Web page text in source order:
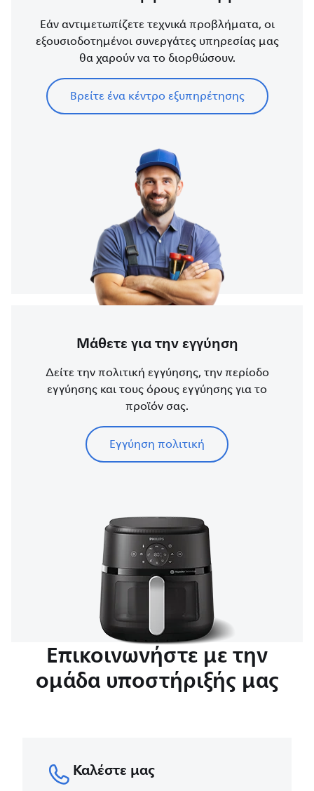
Εάν αντιμετωπίζετε τεχνικά προβλήματα, οι
εξουσιοδοτημένοι συνεργάτες υπηρεσίας μας
θα χαρούν να το διορθώσουν.
Βρείτε ένα κέντρο εξυπηρέτησης
Μάθετε για την εγγύηση
Δείτε την πολιτική εγγύησης, την περίοδο
εγγύησης και τους όρους εγγύησης για το
προϊόν σας.
Εγγύηση πολιτική
Επικοινωνήστε με την
ομάδα υποστήριξής μας
Καλέστε μας